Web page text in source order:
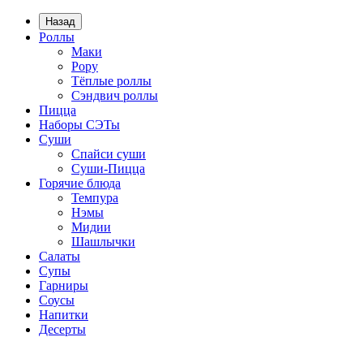
Назад
Роллы
Маки
Рору
Тёплые роллы
Сэндвич роллы
Пицца
Наборы СЭТы
Суши
Спайси суши
Суши-Пицца
Горячие блюда
Темпура
Нэмы
Мидии
Шашлычки
Салаты
Супы
Гарниры
Соусы
Напитки
Десерты